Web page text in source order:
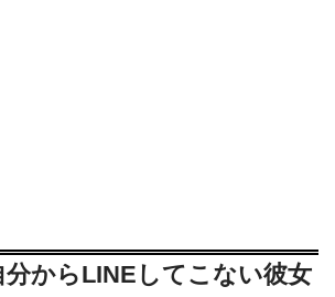
分からLINEしてこない彼女